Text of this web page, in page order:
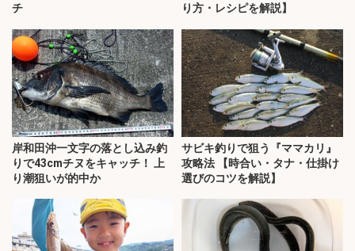
チ
り方・レシピを解説】
岸和田沖一文字の落とし込み釣
りで43cmチヌをキャッチ！ 上
り潮狙いが的中か
サビキ釣りで狙う『ママカリ』
攻略法 【時合い・タナ・仕掛け
選びのコツを解説】